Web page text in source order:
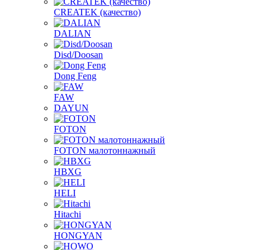
CREATEK (качество)
DALIAN
Disd/Doosan
Dong Feng
FAW
DAYUN
FOTON
FOTON малотоннажный
HBXG
HELI
Hitachi
HONGYAN